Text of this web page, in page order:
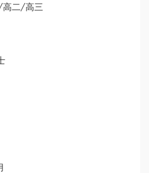
高二/高三